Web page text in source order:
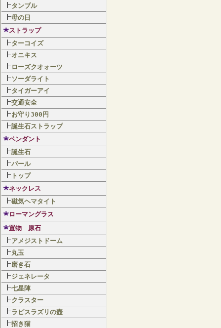
タンブル
母の日
ストラップ
ターコイズ
オニキス
ローズクオォーツ
ソーダライト
タイガーアイ
交通安全
お守り300円
誕生石ストラップ
ペンダント
誕生石
パール
トップ
ネックレス
磁気ヘマタイト
ローマングラス
置物 原石
アメジストドーム
丸玉
磨き石
ジェネレータ
七星陣
クラスター
ラピスラズリの壺
招き猫